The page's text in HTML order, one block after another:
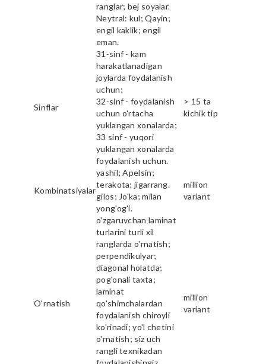
ranglar; bej soyalar.
Neytral: kul; Qayin;
engil kaklik; engil
eman.
Sinflar
31-sinf - kam
harakatlanadigan
joylarda foydalanish
uchun;
32-sinf - foydalanish
uchun o'rtacha
yuklangan xonalarda;
33 sinf - yuqori
yuklangan xonalarda
foydalanish uchun.
> 15 ta
kichik tip
Kombinatsiyalar
yashil; Apelsin;
terakota; jigarrang.
gilos; Jo'ka; milan
yong'og'i.
million
variant
O'rnatish
o'zgaruvchan laminat
turlarini turli xil
ranglarda o'rnatish;
perpendikulyar;
diagonal holatda;
pog'onali taxta;
laminat
qo'shimchalardan
foydalanish chiroyli
ko'rinadi; yo'l chetini
o'rnatish; siz uch
rangli texnikadan
million
variant